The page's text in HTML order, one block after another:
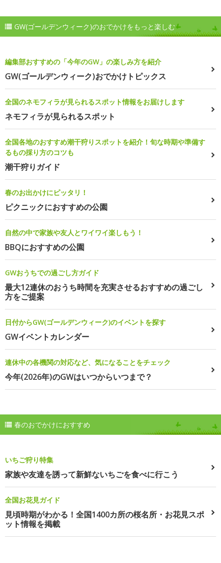
GW(ゴールデンウィーク)のおでかけをもっと楽しむ
編集部おすすめの「今年のGW」の楽しみ方を紹介
GW(ゴールデンウィーク)おでかけトピックス
全国のネモフィラが見られるスポット情報をお届けします
ネモフィラが見られるスポット
全国各地のおすすめ潮干狩りスポットを紹介！旬な時期や準備す
るもの採り方のコツも
潮干狩りガイド
春のお出かけにピッタリ！
ピクニックにおすすめの公園
自然の中で家族や友人とワイワイ楽しもう！
BBQにおすすめの公園
GWおうちでの過ごし方ガイド
最大12連休のおうち時間を充実させるおすすめの過ごし
方をご提案
日付からGW(ゴールデンウィーク)のイベントを探す
GWイベントカレンダー
連休中の各機関の対応など、気になることをチェック
今年(2026年)のGWはいつからいつまで？
春のおでかけにおすすめ
いちご狩り特集
家族や友達を誘って新鮮ないちごを食べに行こう
全国お花見ガイド
見頃時期がわかる！全国1400カ所の桜名所・お花見スポ
ット情報を掲載